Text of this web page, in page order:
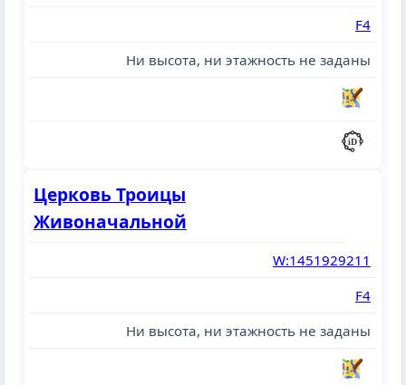
F4
Ни высота, ни этажность не заданы
Церковь Троицы
Живоначальной
W:1451929211
F4
Ни высота, ни этажность не заданы